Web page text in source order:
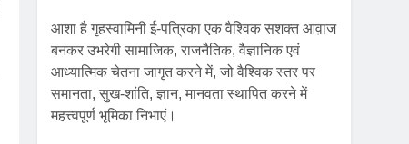
आशा है गृहस्वामिनी ई-पत्रिका एक वैश्विक सशक्त आव़ाज
बनकर उभरेगी सामाजिक, राजनैतिक, वैज्ञानिक एवं
आध्यात्मिक चेतना जागृत करने में, जो वैश्विक स्तर पर
समानता, सुख-शांति, ज्ञान, मानवता स्थापित करने में
महत्त्वपूर्ण भूमिका निभाएं।